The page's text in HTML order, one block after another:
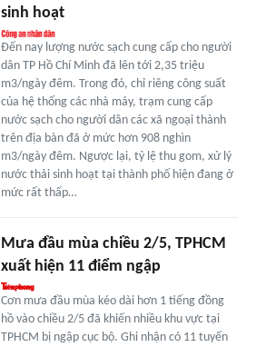
sinh hoạt
Đến nay lượng nước sạch cung cấp cho người
dân TP Hồ Chí Minh đã lên tới 2,35 triệu
m3/ngày đêm. Trong đó, chỉ riêng công suất
của hệ thống các nhà máy, trạm cung cấp
nước sạch cho người dân các xã ngoại thành
trên địa bàn đã ở mức hơn 908 nghìn
m3/ngày đêm. Ngược lại, tỷ lệ thu gom, xử lý
nước thải sinh hoạt tại thành phố hiện đang ở
mức rất thấp…
Mưa đầu mùa chiều 2/5, TPHCM
xuất hiện 11 điểm ngập
Cơn mưa đầu mùa kéo dài hơn 1 tiếng đồng
hồ vào chiều 2/5 đã khiến nhiều khu vực tại
TPHCM bị ngập cục bộ. Ghi nhận có 11 tuyến